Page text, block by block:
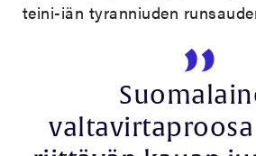
teini-iän tyranniuden